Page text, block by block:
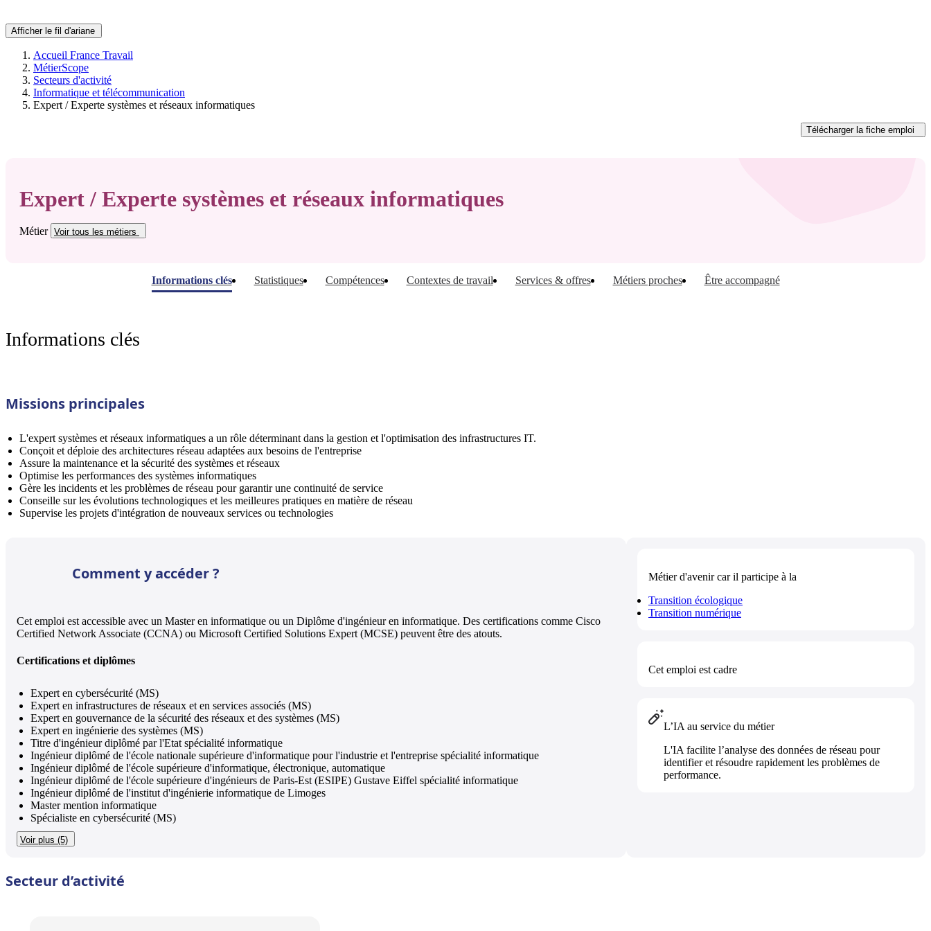
Afficher le fil d'ariane
Accueil France Travail
MétierScope
Secteurs d'activité
Informatique et télécommunication
Expert / Experte systèmes et réseaux informatiques
Télécharger la fiche emploi
Expert / Experte systèmes et réseaux informatiques
Métier Voir tous les métiers
Informations clés Statistiques Compétences Contextes de travail Services & offres Métiers proches Être accompagné
Informations clés
Missions principales
L'expert systèmes et réseaux informatiques a un rôle déterminant dans la gestion et l'optimisation des infrastructures IT.
Conçoit et déploie des architectures réseau adaptées aux besoins de l'entreprise
Assure la maintenance et la sécurité des systèmes et réseaux
Optimise les performances des systèmes informatiques
Gère les incidents et les problèmes de réseau pour garantir une continuité de service
Conseille sur les évolutions technologiques et les meilleures pratiques en matière de réseau
Supervise les projets d'intégration de nouveaux services ou technologies
Comment y accéder ?
Cet emploi est accessible avec un Master en informatique ou un Diplôme d'ingénieur en informatique. Des certifications comme Cisco
Certified Network Associate (CCNA) ou Microsoft Certified Solutions Expert (MCSE) peuvent être des atouts.
Certifications et diplômes
Expert en cybersécurité (MS)
Expert en infrastructures de réseaux et en services associés (MS)
Expert en gouvernance de la sécurité des réseaux et des systèmes (MS)
Expert en ingénierie des systèmes (MS)
Titre d'ingénieur diplômé par l'Etat spécialité informatique
Ingénieur diplômé de l'école nationale supérieure d'informatique pour l'industrie et l'entreprise spécialité informatique
Ingénieur diplômé de l'école supérieure d'informatique, électronique, automatique
Ingénieur diplômé de l'école supérieure d'ingénieurs de Paris-Est (ESIPE) Gustave Eiffel spécialité informatique
Ingénieur diplômé de l'institut d'ingénierie informatique de Limoges
Master mention informatique
Spécialiste en cybersécurité (MS)
Voir plus (5)
Métier d'avenircar il participe à la
Transition écologique
Transition numérique
Cet emploi est cadre
L’IA au service du métier
L'IA facilite l’analyse des données de réseau pour
identifier et résoudre rapidement les problèmes de
performance.
Secteur d’activité